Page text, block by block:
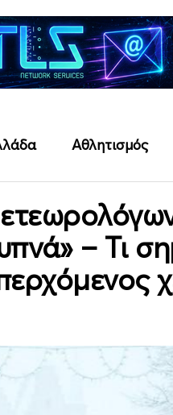
Αθλητισμός
– Τι